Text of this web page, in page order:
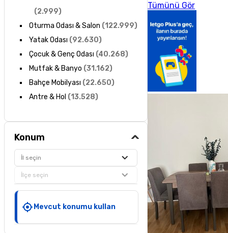
(2.999)
Oturma Odası & Salon (122.999)
Yatak Odası (92.630)
Çocuk & Genç Odası (40.268)
Mutfak & Banyo (31.162)
Bahçe Mobilyası (22.650)
Antre & Hol (13.528)
Konum
İl seçin
İlçe seçin
Mevcut konumu kullan
Tümünü Gör